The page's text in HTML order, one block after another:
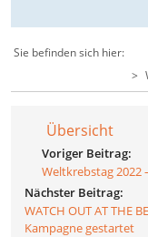
Sie befinden sich hier:
Übersicht
Voriger Beitrag:
Weltkrebstag 2022
Nächster Beitrag:
WATCH OUT AT THE
Kampagne gestartet